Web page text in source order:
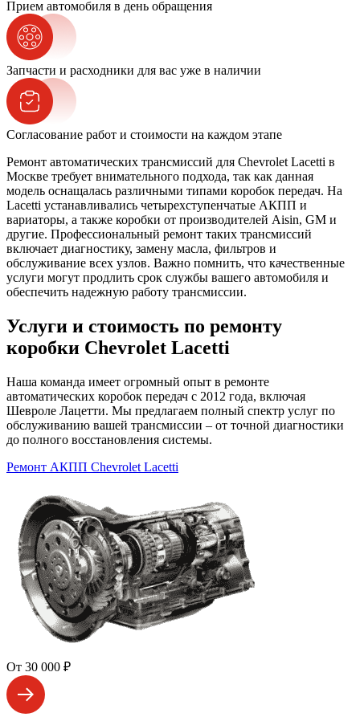
Прием автомобиля в день обращения
Запчасти и расходники для вас уже в наличии
Согласование работ и стоимости на каждом этапе
Ремонт автоматических трансмиссий для Chevrolet Lacetti в
Москве требует внимательного подхода, так как данная
модель оснащалась различными типами коробок передач. На
Lacetti устанавливались четырехступенчатые АКПП и
вариаторы, а также коробки от производителей Aisin, GM и
другие. Профессиональный ремонт таких трансмиссий
включает диагностику, замену масла, фильтров и
обслуживание всех узлов. Важно помнить, что качественные
услуги могут продлить срок службы вашего автомобиля и
обеспечить надежную работу трансмиссии.
Услуги и стоимость по ремонту
коробки Chevrolet Lacetti
Наша команда имеет огромный опыт в ремонте
автоматических коробок передач с 2012 года, включая
Шевроле Лацетти. Мы предлагаем полный спектр услуг по
обслуживанию вашей трансмиссии – от точной диагностики
до полного восстановления системы.
Ремонт АКПП Chevrolet Lacetti
От 30 000 ₽